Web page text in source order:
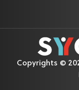
Copyrights ©